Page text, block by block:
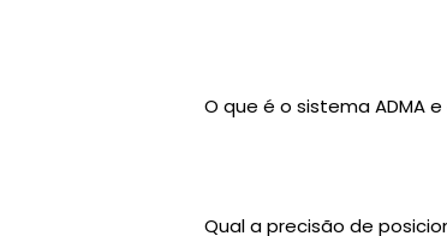
O que é o sistema ADMA
Qual a precisão de